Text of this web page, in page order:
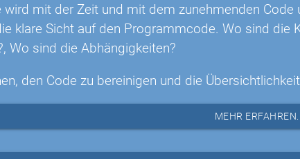
wird mit der Zeit und mit dem zunehmenden Code
klare Sicht auf den Programmcode. Wo sind die
Wo sind die Abhängigkeiten?
den Code zu bereinigen und die
MEHR ERFAHREN...